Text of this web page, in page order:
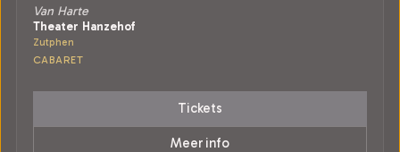
Van Harte
Theater Hanzehof
Zutphen
CABARET
Tickets
Meer info